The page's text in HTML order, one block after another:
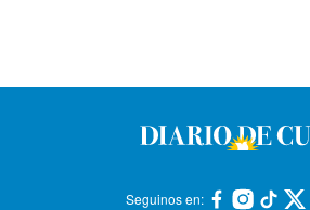
Seguinos en: